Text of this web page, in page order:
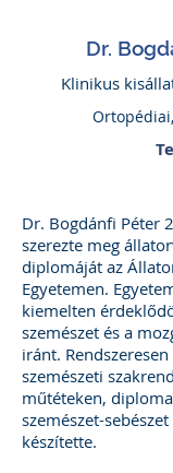
Dr.
Klinikus
Dr. Bogdánfi Péter
szerezte meg
diplomáját az
Egyetemen.
kiemelten
szemészet és a
iránt.
szemészeti
műtéteken,
szemészet-
készítette.